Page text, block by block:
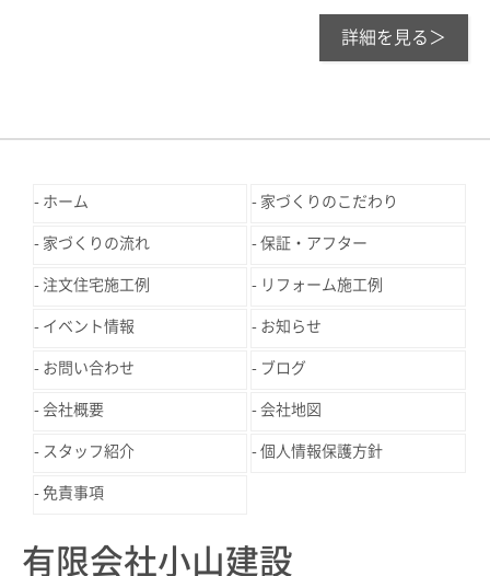
詳細を見る＞
ホーム 家づくりのこだわり
家づくりの流れ 保証・アフター
注文住宅施工例 リフォーム施工例
イベント情報 お知らせ
お問い合わせ ブログ
会社概要 会社地図
スタッフ紹介 個人情報保護方針
免責事項
有限会社小山建設